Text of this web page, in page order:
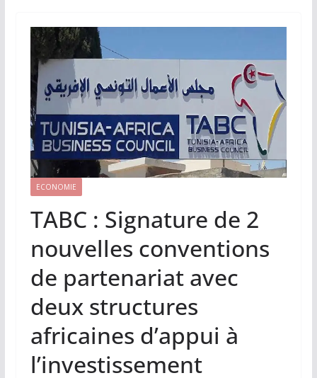
ECONOMIE
TABC : Signature de 2
nouvelles conventions
de partenariat avec
deux structures
africaines d’appui à
l’investissement